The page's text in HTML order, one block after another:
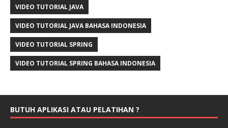
VIDEO TUTORIAL JAVA
VIDEO TUTORIAL JAVA BAHASA INDONESIA
VIDEO TUTORIAL SPRING
VIDEO TUTORIAL SPRING BAHASA INDONESIA
BUTUH APLIKASI ATAU PELATIHAN ?